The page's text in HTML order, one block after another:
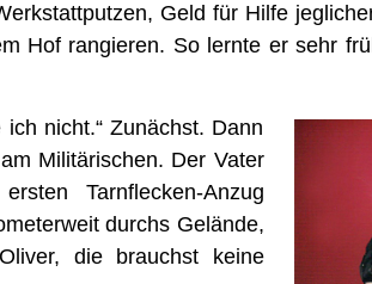
Geld für Hilfe
Hof rangieren. So lernte er sehr
nicht.“ Zunächst. Dann
Militärischen. Der Vater
Tarnflecken-Anzug
durchs Gelände,
die brauchst keine